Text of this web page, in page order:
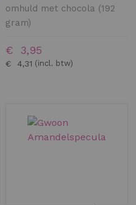
omhuld met chocola (192
gram)
€ 4,31
€ 3,95